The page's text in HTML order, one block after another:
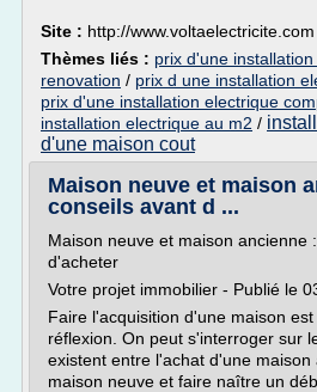
Site : http://www.voltaelectricite.com
Thèmes liés : prix d'une
renovation / prix d une installation
prix d'une installation electrique
installation electrique au m2 /
d'une maison cout
Maison neuve et maison
conseils avant d ...
Maison neuve et maison ancienne
d'acheter
Votre projet immobilier - Publié le
Faire l'acquisition d'une maison
réflexion. On peut s'interroger sur
existent entre l'achat d'une
maison neuve et faire naître un